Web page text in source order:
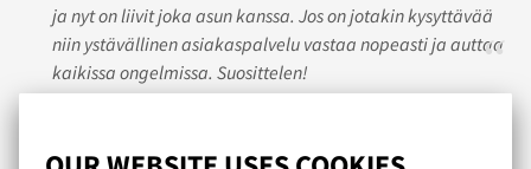
ja nyt on liivit joka asun kanssa. Jos on jotakin kysyttävää
niin ystävällinen asiakaspalvelu vastaa nopeasti ja auttaa
kaikissa ongelmissa. Suosittelen!